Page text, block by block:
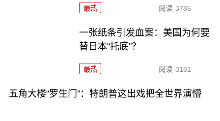
最热 阅读 3785
一张纸条引发血案：美国为何要
替日本“托底”？
最热 阅读 3181
五角大楼“罗生门”：特朗普这出戏把全世界演懵